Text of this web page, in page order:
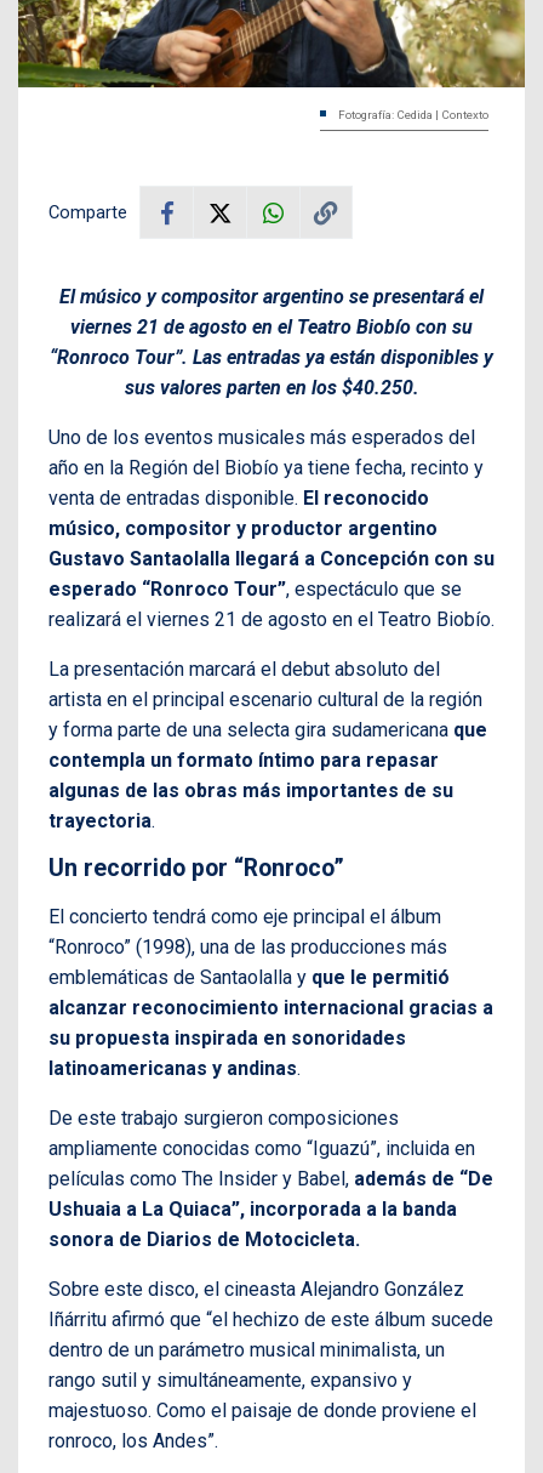
Fotografía: Cedida | Contexto
Comparte
El músico y compositor argentino se presentará el
viernes 21 de agosto en el Teatro Biobío con su
“Ronroco Tour”. Las entradas ya están disponibles y
sus valores parten en los $40.250.
Uno de los eventos musicales más esperados del
año en la Región del Biobío ya tiene fecha, recinto y
venta de entradas disponible. El reconocido
músico, compositor y productor argentino
Gustavo Santaolalla llegará a Concepción con su
esperado “Ronroco Tour”, espectáculo que se
realizará el viernes 21 de agosto en el Teatro Biobío.
La presentación marcará el debut absoluto del
artista en el principal escenario cultural de la región
y forma parte de una selecta gira sudamericana que
contempla un formato íntimo para repasar
algunas de las obras más importantes de su
trayectoria.
Un recorrido por “Ronroco”
El concierto tendrá como eje principal el álbum
“Ronroco” (1998), una de las producciones más
emblemáticas de Santaolalla y que le permitió
alcanzar reconocimiento internacional gracias a
su propuesta inspirada en sonoridades
latinoamericanas y andinas.
De este trabajo surgieron composiciones
ampliamente conocidas como “Iguazú”, incluida en
películas como The Insider y Babel, además de “De
Ushuaia a La Quiaca”, incorporada a la banda
sonora de Diarios de Motocicleta.
Sobre este disco, el cineasta Alejandro González
Iñárritu afirmó que “el hechizo de este álbum sucede
dentro de un parámetro musical minimalista, un
rango sutil y simultáneamente, expansivo y
majestuoso. Como el paisaje de donde proviene el
ronroco, los Andes”.